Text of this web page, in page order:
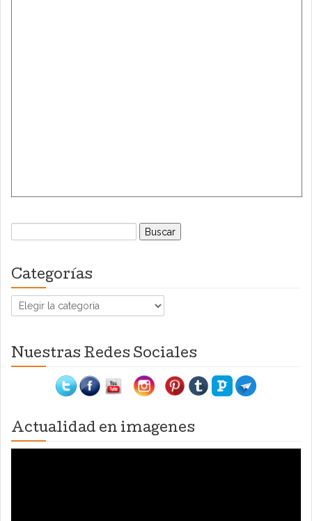
Buscar:
Categorías
Categorías
Nuestras Redes Sociales
Actualidad en imagenes